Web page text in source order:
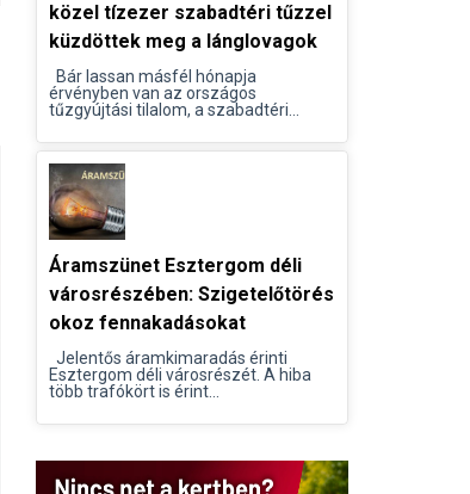
közel tízezer szabadtéri tűzzel
küzdöttek meg a lánglovagok
Bár lassan másfél hónapja
érvényben van az országos
tűzgyújtási tilalom, a szabadtéri...
Áramszünet Esztergom déli
városrészében: Szigetelőtörés
okoz fennakadásokat
Jelentős áramkimaradás érinti
Esztergom déli városrészét. A hiba
több trafókört is érint...